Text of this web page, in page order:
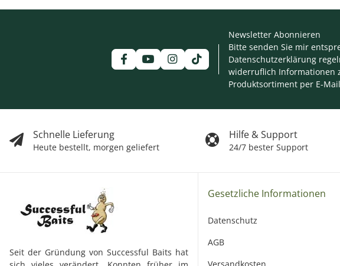
Schnelle Lieferung
Heute bestellt, morgen geliefert
Hilfe & Support
24/7 bester Support
Newsletter Abonnieren
Bitte senden Sie mir
Datenschutzerklärung
widerruflich Informationen
Produktsortiment per E-
Seit der Gründung von Successful Baits hat
Gesetzliche Informationen
Datenschutz
AGB